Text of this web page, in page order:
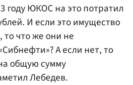
году ЮКОС на это потратил
И если это имущество
то что же они не
А если нет, то
общую сумму
Лебедев.